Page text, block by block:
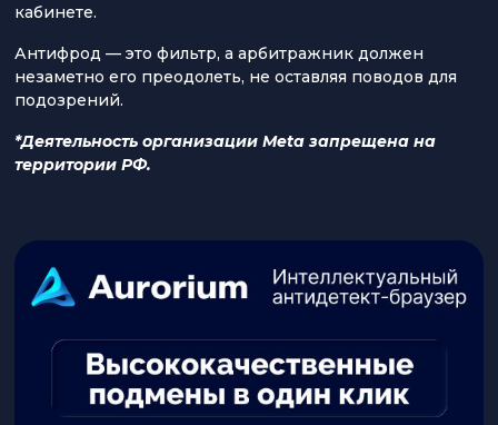
кабинете.
Антифрод — это фильтр, а арбитражник должен
незаметно его преодолеть, не оставляя поводов для
подозрений.
*Деятельность организации Meta запрещена на
территории РФ.